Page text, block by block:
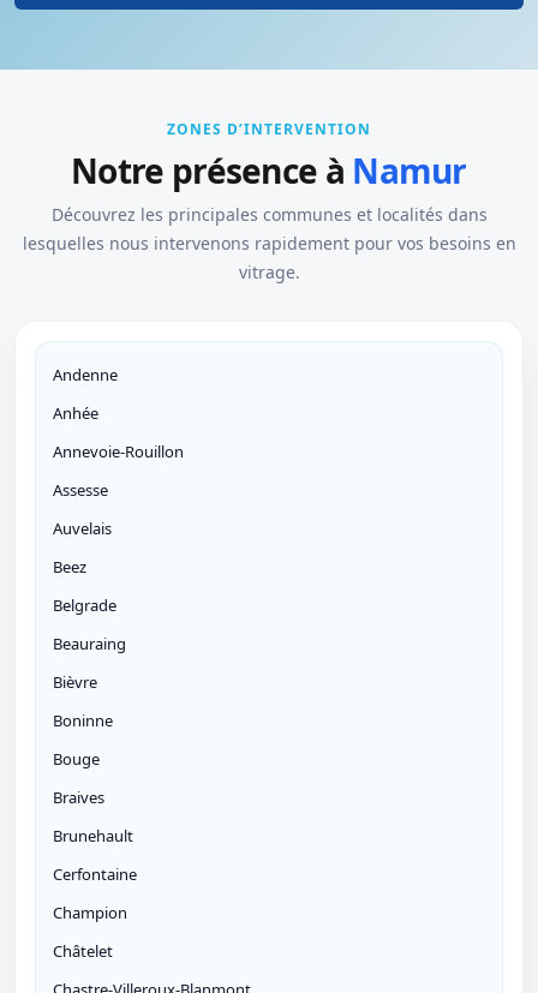
ZONES D’INTERVENTION
Notre présence à Namur
Découvrez les principales communes et localités dans
lesquelles nous intervenons rapidement pour vos besoins en
vitrage.
Andenne
Anhée
Annevoie-Rouillon
Assesse
Auvelais
Beez
Belgrade
Beauraing
Bièvre
Boninne
Bouge
Braives
Brunehault
Cerfontaine
Champion
Châtelet